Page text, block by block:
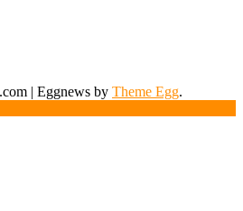
| Eggnews by Theme Egg.